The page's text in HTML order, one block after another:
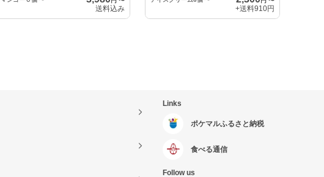
送料込み +送料910円
Links
ポケマルふるさと納税
食べる通信
Follow us